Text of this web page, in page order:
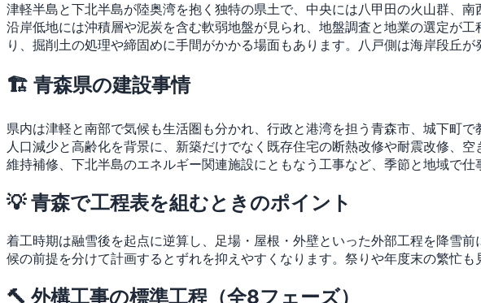
津軽半島と下北半島が陸奥湾を抱く独特の県土で、中央には八甲田の火山群、
沿岸低地には沖積層や泥炭を含む軟弱地盤が見られ、地盤調査と地業の選定が
り、掘削土の処理や締固めに手間がかかる場面もあります。八戸側は海岸段丘
🏗 青森県の建設事情
県内は津軽と南部で気候も生活圏も分かれ、行政と港湾を担う青森市、城下町
人口減少と高齢化を背景に、新築だけでなく既存住宅の断熱改修や耐震改修、
維持補修、下北半島のエネルギー関連施設にともなう工事など、季節と地域で
💡 青森で工程表を組むときのポイント
着工時期は融雪後を起点に逆算し、足場・屋根・外壁といった外部工程を降雪
候の前提を分けて計画するとずれを抑えやすくなります。祭りや年度末の繁忙も
🔨 外構工事の標準工程（全8フェーズ）